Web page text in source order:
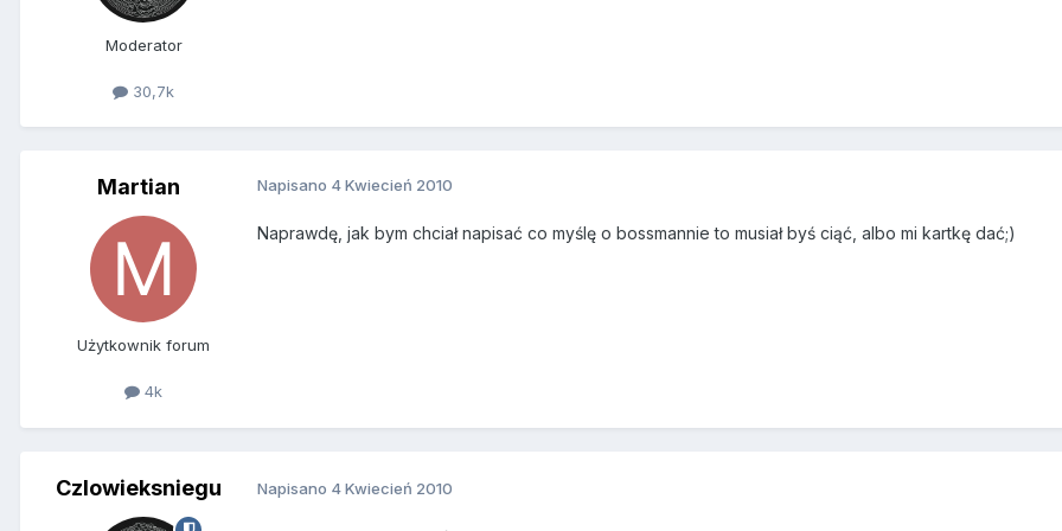
Moderator
30,7k
Martian
Użytkownik forum
4k
Napisano 4 Kwiecień 2010
Naprawdę, jak bym chciał napisać co myślę o bossmannie to musiał byś ciąć, albo mi kartkę dać;)
Czlowieksniegu Napisano 4 Kwiecień 2010